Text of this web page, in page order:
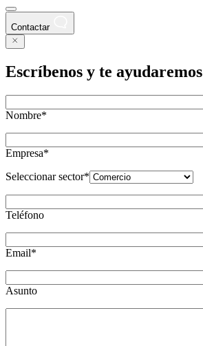
Contactar
Escríbenos y te ayudaremos
Nombre*
Empresa*
Seleccionar sector*
Teléfono
Email*
Asunto